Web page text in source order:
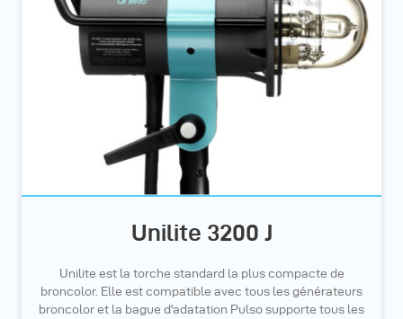
Unilite 3200 J
Unilite est la torche standard la plus compacte de
broncolor. Elle est compatible avec tous les générateurs
broncolor et la bague d'adatation Pulso supporte tous les